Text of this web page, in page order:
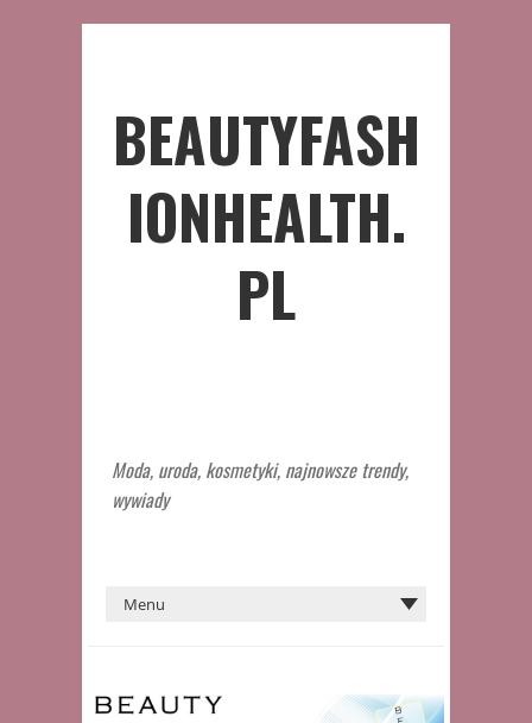
BEAUTYFASH
IONHEALTH.
PL
Moda, uroda, kosmetyki, najnowsze trendy,
wywiady